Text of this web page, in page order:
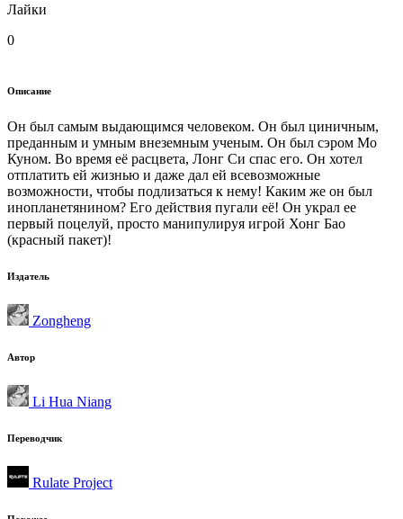
Лайки
0
Описание
Он был самым выдающимся человеком. Он был циничным,
преданным и умным внеземным ученым. Он был сэром Мо
Куном. Во время её расцвета, Лонг Си спас его. Он хотел
отплатить ей жизнью и даже дал ей всевозможные
возможности, чтобы подлизаться к нему! Каким же он был
инопланетянином? Его действия пугали её! Он украл ее
первый поцелуй, просто манипулируя игрой Хонг Бао
(красный пакет)!
Издатель
Zongheng
Автор
Li Hua Niang
Переводчик
Rulate Project